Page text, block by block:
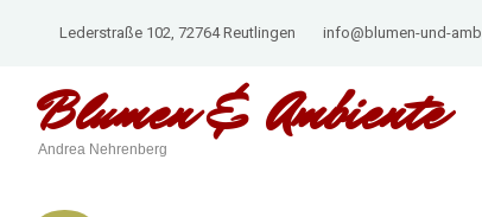
Lederstraße 102, 72764 Reutlingen info@blumen-und-
Blumen &Ambiente
Andrea Nehrenberg